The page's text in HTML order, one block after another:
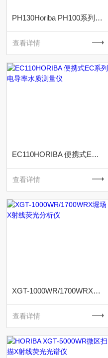
PH130Horiba PH100系列水质测量仪
查看详情
EC110HORIBA 便携式EC系列电导率水质测量仪
查看详情
XGT-1000WR/1700WRX堀场X射线荧光分析仪
查看详情